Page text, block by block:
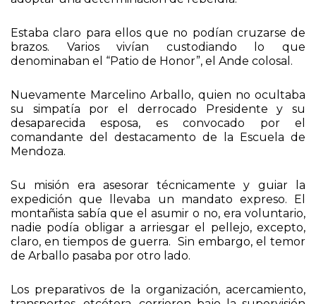
simpatía por el exmandatario, no les sería simple
Estaba claro para ellos que no podían cruzarse de
brazos. Varios vivían custodiando lo que
Nuevamente Marcelino Arballo, quien no ocultaba
su simpatía por el derrocado Presidente y su
desaparecida esposa, es convocado por el
comandante del destacamento de la Escuela de
Su misión era asesorar técnicamente y guiar la
expedición que llevaba un mandato expreso. El
montañista sabía que el asumir o no, era voluntario,
nadie podía obligar a arriesgar el pellejo, excepto,
claro, en tiempos de guerra. Sin embargo, el temor